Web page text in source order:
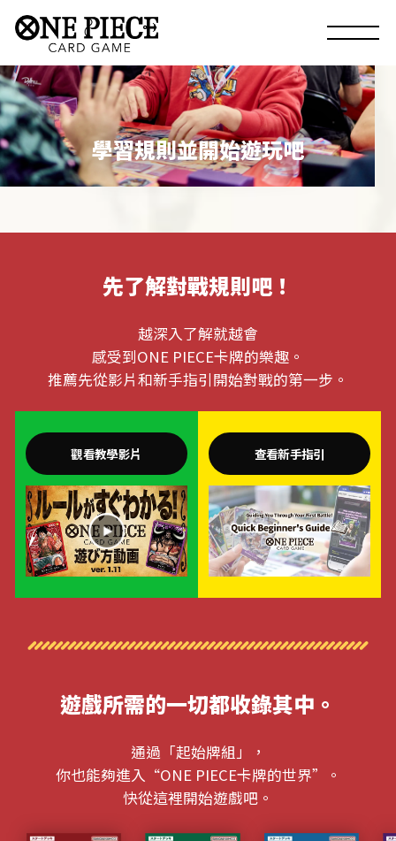
學習規則並開始遊玩吧
先了解對戰規則吧！
越深入了解就越會
感受到ONE PIECE卡牌的樂趣。
推薦先從影片和新手指引開始對戰的第一步。
觀看教學影片 查看新手指引
遊戲所需的一切都收錄其中。
通過「起始牌組」，
你也能夠進入“ONE PIECE卡牌的世界”。
快從這裡開始遊戲吧。